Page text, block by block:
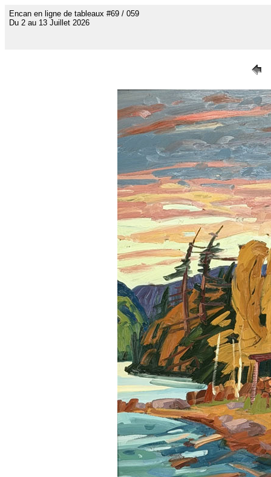
Encan en ligne de tableaux #69 / 059
Du 2 au 13 Juillet 2026